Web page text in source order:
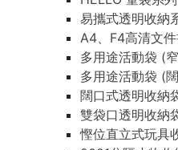
易攜式透明收納
A4、F4高清文
多用途活動袋 (
多用途活動袋 (
闊口式透明收納
雙袋口透明收納
慳位直立式玩具